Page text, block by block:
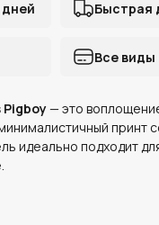
дней Быстрая
Все
Pigboy— это
принт
идеально подходит